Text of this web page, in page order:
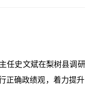
史文斌在梨树县调
确政绩观，着力提